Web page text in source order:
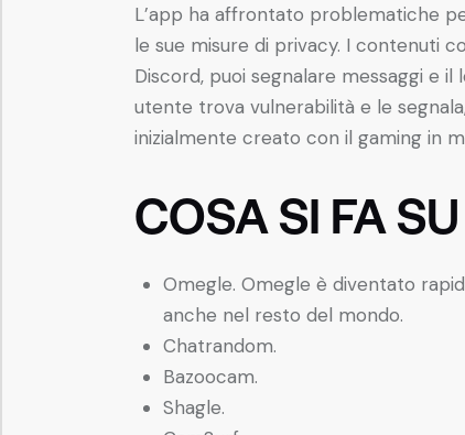
L’app ha affrontato problematiche
le sue misure di privacy. I contenuti
Discord, puoi segnalare messaggi e
utente trova vulnerabilità e le
inizialmente creato con il gaming in
COSA SI FA
Omegle. Omegle è diventato
anche nel resto del mondo.
Chatrandom.
Bazoocam.
Shagle.